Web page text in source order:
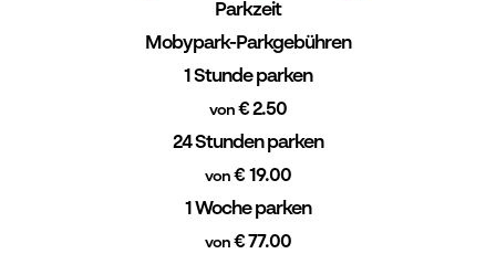
Parkzeit
Mobypark-Parkgebühren
1 Stunde parken
von€ 2.50
24 Stunden parken
von € 19.00
1 Woche parken
von€ 77.00